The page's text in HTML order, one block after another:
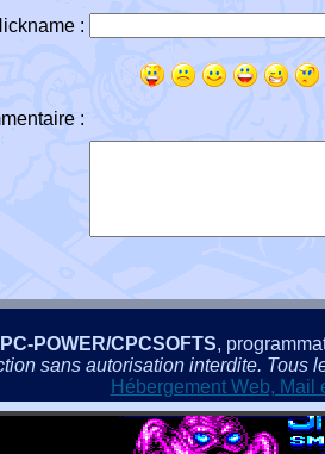
:
:
POWER/CPCSOFTS,
sans autorisation interdite. Tous
Hébergement Web, Mail